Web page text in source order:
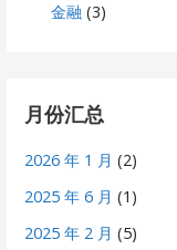
金融 (3)
月份汇总
2026 年 1 月 (2)
2025 年 6 月 (1)
2025 年 2 月 (5)